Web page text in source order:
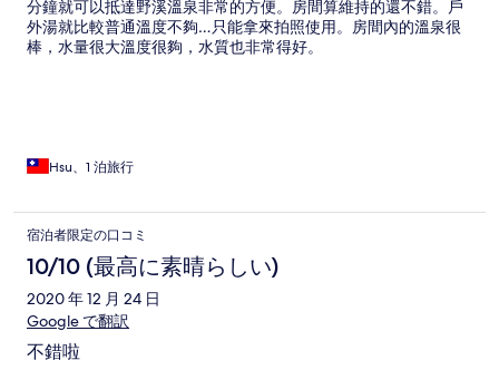
分鐘就可以抵達野溪溫泉非常的方便。房間算維持的還不錯。戶
外湯就比較普通溫度不夠…只能拿來拍照使用。房間內的溫泉很
棒，水量很大溫度很夠，水質也非常得好。
Hsu、1 泊旅行
宿泊者限定の口コミ
10/10 (最高に素晴らしい)
2020 年 12 月 24 日
Google で翻訳
不錯啦